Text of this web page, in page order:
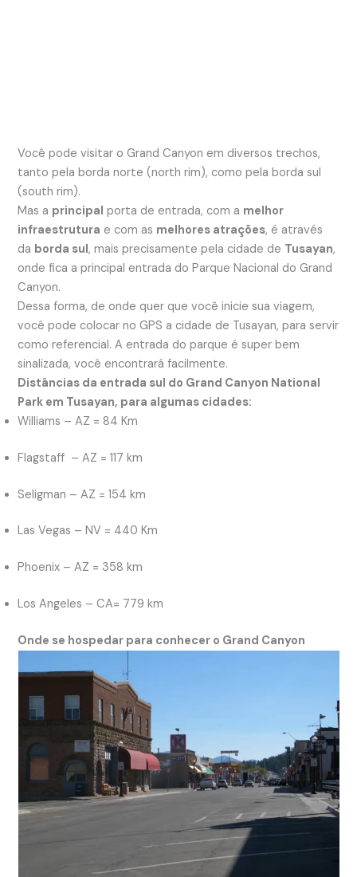
Você pode visitar o Grand Canyon em diversos trechos,
tanto pela borda norte (north rim), como pela borda sul
(south rim).
Mas a principal porta de entrada, com a melhor
infraestrutura e com as melhores atrações, é através
da borda sul, mais precisamente pela cidade de Tusayan,
onde fica a principal entrada do Parque Nacional do Grand
Canyon.
Dessa forma, de onde quer que você inicie sua viagem,
você pode colocar no GPS a cidade de Tusayan, para servir
como referencial. A entrada do parque é super bem
sinalizada, você encontrará facilmente.
Distâncias da entrada sul do Grand Canyon National
Park em Tusayan, para algumas cidades:
Williams – AZ = 84 Km
Flagstaff – AZ = 117 km
Seligman – AZ = 154 km
Las Vegas – NV = 440 Km
Phoenix – AZ = 358 km
Los Angeles – CA= 779 km
Onde se hospedar para conhecer o Grand Canyon